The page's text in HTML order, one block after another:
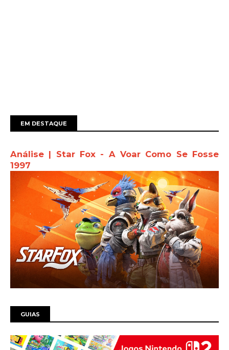
EM DESTAQUE
Análise | Star Fox - A Voar Como Se Fosse
1997
GUIAS